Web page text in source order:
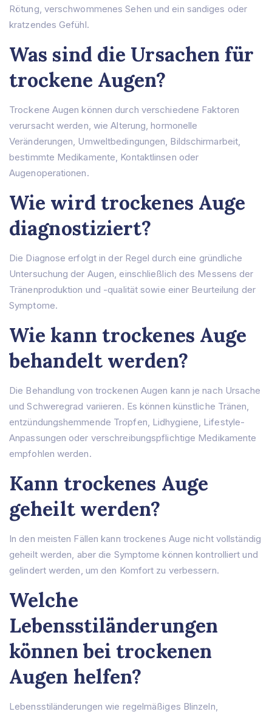
Rötung, verschwommenes Sehen und ein sandiges oder
kratzendes Gefühl.
Was sind die Ursachen für
trockene Augen?
Trockene Augen können durch verschiedene Faktoren
verursacht werden, wie Alterung, hormonelle
Veränderungen, Umweltbedingungen, Bildschirmarbeit,
bestimmte Medikamente, Kontaktlinsen oder
Augenoperationen.
Wie wird trockenes Auge
diagnostiziert?
Die Diagnose erfolgt in der Regel durch eine gründliche
Untersuchung der Augen, einschließlich des Messens der
Tränenproduktion und -qualität sowie einer Beurteilung der
Symptome.
Wie kann trockenes Auge
behandelt werden?
Die Behandlung von trockenen Augen kann je nach Ursache
und Schweregrad variieren. Es können künstliche Tränen,
entzündungshemmende Tropfen, Lidhygiene, Lifestyle-
Anpassungen oder verschreibungspflichtige Medikamente
empfohlen werden.
Kann trockenes Auge
geheilt werden?
In den meisten Fällen kann trockenes Auge nicht vollständig
geheilt werden, aber die Symptome können kontrolliert und
gelindert werden, um den Komfort zu verbessern.
Welche
Lebensstiländerungen
können bei trockenen
Augen helfen?
Lebensstiländerungen wie regelmäßiges Blinzeln,